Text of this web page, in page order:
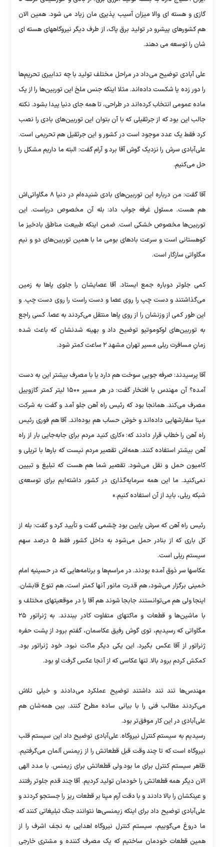
گازی و هسته ای والا میزان آسیب پذیری مان زیاد می شود. همین الان
هم کشورهای پیشرو در تولید برق پاک، از طرف دیگر نیروگاههای هسته ای
شان را توسعه می دهند.
علی آبادی توضیح می‌داد در مراحل مختلف تولید با چه تدابیری تحریم‌ها
را دور زده یا شکست داده‌اند. مثلا اینکه جنس ملخ این توربین‌ها را از یک
ماده عمومی انتخاب کرده‌اند در طراحی، تا همه جای دنیا پیدا بشود. نکته
جالب این بود که از جرثقیلی که با آن بتوان این توربین‌های بادی را نصب
کرد فقط یک عدد موجود است در کشور و این جرثقیل هم تحریمی است.
علی‌آبادی سرش را نزدیک گوش آقا برد و آرام گفت: البته ما داریم مشکل را
حل می‌کنیم.
آقا گفت: من درباره این توربین‌های بادی شنیده‌ام در دنیا ۸ مگاواتی‌اش
هم هست. مسئول غرفه جواب داد: بله آن مخصوص دریاست. این
توربین‌ها مخصوص خشکی است. ضمن اینکه طبیعت مناطق بادخیز ما
کوهستانی است و سرعت بادهای بومی ما با همین توربین‌های دو و نیم
مگاواتی سازگار است.
کمی جلوتر دوباره جمع ایستاد. آقا عصایشان را جلوی پاها به زمین
می‌گذاشتند و دست چپ را روی عصا و دست راست را روی دست چپ. و
این طور کمی از وزنشان را از روی پاها منتقل می‌کردند به عصا. کسی راجع
به توربین‌های لوکوموتیو توضیح داد و بهینه شدنشان که باعث شده
زمانِ مسافرت ریلی مسیر تهران مشهد ۲ ساعت کمتر شود.
آقا پرسیدند: صرفه جویی سوخت هم دارد یا با مصرف بیشتر این به دست
آمده؟ آن مهندس با افتخار گفت: در هر مسیر ۱۵۰۰ لیتر کمتر گازوییل
مصرف می‌کند. همانجا بود که رئیس راه آهن جلو آمد و گفت به شرکت
مپنا سفارشهایی داده‌اند و خوش حساب هم بوده‌اند. آقا هم فوری رئیس
راه آهن را خطاب قرار دادند که: «کاری کنید مردم برای جابه‌جایی بار از راه
آهن بیشتر استفاده کنند. همه‌اش تقصیر مردم نیست که بارها با تریلی و
کامیون حمل و نقل می‌شود. تقصیر شما هم هست که تبلیغ و تبیین
نمی‌کنید. ما این همه سرمایه‌گذاری در کشور داشته‌ایم برای توسعه‌ی
شبکه ریلی، باید از آن استفاده کنیم.»
رئیس راه آهن که سرش پایین بود چَشمی گفت و تأیید کرد و گفت: بله از
کل باری که از بنادر حمل می‌شود به داخل کشور فقط ۵ درصد سهم
سیستم ریلی است.
عکاسها سر ذوق آمده بودند. در مراسم‌ها و برنامه‌هایی که در حسینیه امام
خمینی برگزار می‌شود، هم قدرت مانور آنها کمتر است، هم تنوع قابشان.
اینجا ولی هم می‌توانستند جابجا شوند هم آقا را در موقعیتهای مختلف و
با ماشین‌ها و قطعات و ماکتهای متفاوت کادر ببندند. به ژنراتور ۲۵
مگاواتی که رسیدیم، توی گوش رفیق عکاسمان، گفتم برود از پشت حفره
ژنراتور از آقا عکس بگیرد. این یکی دیگر ماکت نبود. خود ژنراتور بود.
کمکش کردم برود بالا. تنها عکاسی که از آنجا عکس گرفت او بود.
مهندس‌ها تند تند داشتند توضیح عملکرد می‌دادند و خیلی تلاش
می‌کردند مطالب فنی را با بیانی ساده مطرح کنند. بین همه‌شان هم
علی‌آبادی در این کار موفق‌تر بود.
رسیدیم به سیستم کنترل نیروگاه. علی‌آبادی توضیح داد این سیستم قلب
نیروگاه است که تا چند وقت قبل قطعاتش را از زیمنس آلمان می‌گرفتیم.
ظاهر سیستم کنترل برای ما بود ولی قطعاتش برای زیمنس. با مدد الهی
الان دیگر همه قطعاتش را خودمان تولید کردیم. آقا چند قدم جلوتر رفتند
و عینکشان را بالا دادند و با دقت آرم مپنا بر قطعات ریز را جستجو کردند و
علی‌آبادی توضیح داد برای اینکه زیمنسی‌ها نتوانند جنگ تبلیغاتی کنند که
ما دروغ می‌گوییم، سیستم کنترل نیروگاه اهدایی به نجف اشرف را از
همین قطعات خودمان ساختیم که یک مصرف کننده و مشتری خارجی